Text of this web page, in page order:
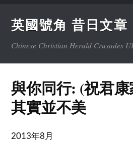
英國號角 昔日文章
Chinese Christian Herald Crusades
與你同行: (祝君康
其實並不美
2013年8月